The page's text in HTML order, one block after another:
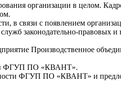
организации в целом.
в связи с появлением
законодательно-правовых и
Производственное
ФГУП ПО «КВАНТ».
ФГУП ПО «КВАНТ» и